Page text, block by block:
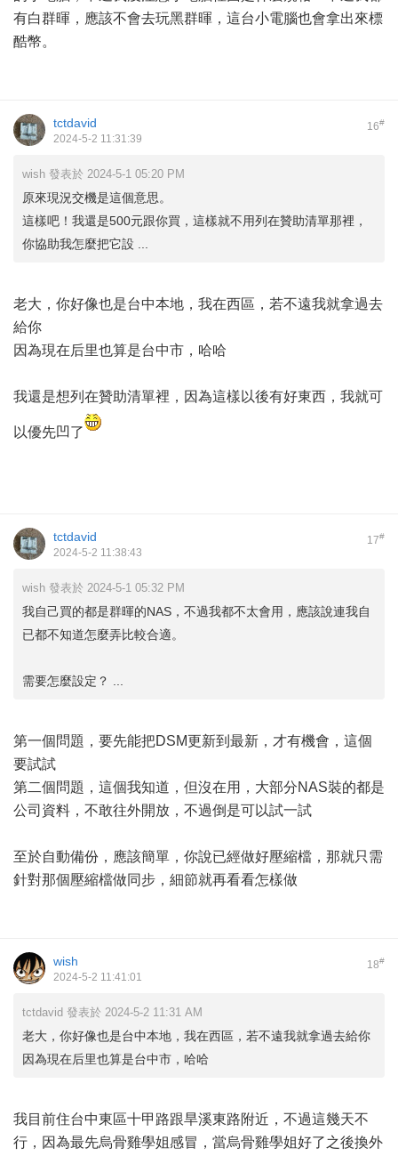
有白群暉，應該不會去玩黑群暉，這台小電腦也會拿出來標
酷幣。
16#
tctdavid
2024-5-2 11:31:39
wish 發表於 2024-5-1 05:20 PM
原來現況交機是這個意思。
這樣吧！我還是500元跟你買，這樣就不用列在贊助清單那裡，
你協助我怎麼把它設 ...
老大，你好像也是台中本地，我在西區，若不遠我就拿過去
給你
因為現在后里也算是台中市，哈哈
我還是想列在贊助清單裡，因為這樣以後有好東西，我就可
以優先凹了
17#
tctdavid
2024-5-2 11:38:43
wish 發表於 2024-5-1 05:32 PM
我自己買的都是群暉的NAS，不過我都不太會用，應該說連我自
已都不知道怎麼弄比較合適。
需要怎麼設定？ ...
第一個問題，要先能把DSM更新到最新，才有機會，這個
要試試
第二個問題，這個我知道，但沒在用，大部分NAS裝的都是
公司資料，不敢往外開放，不過倒是可以試一試
至於自動備份，應該簡單，你說已經做好壓縮檔，那就只需
針對那個壓縮檔做同步，細節就再看看怎樣做
18#
wish
2024-5-2 11:41:01
tctdavid 發表於 2024-5-2 11:31 AM
老大，你好像也是台中本地，我在西區，若不遠我就拿過去給你
因為現在后里也算是台中市，哈哈
我目前住台中東區十甲路跟旱溪東路附近，不過這幾天不
行，因為最先烏骨雞學姐感冒，當烏骨雞學姐好了之後換外